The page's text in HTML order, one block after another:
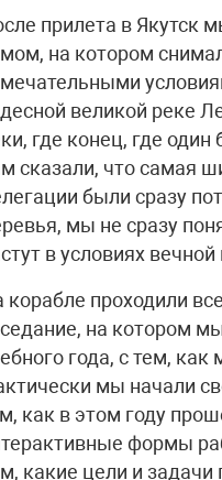
прилета в Якутск
на котором
великой реке
где конец, где
сказали, что самая
были сразу
мы не сразу
в условиях
корабле проходили
на котором
года, с тем,
мы начали
как в этом году
формы
какие цели и